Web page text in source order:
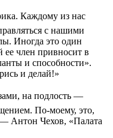
Каждому из нас
с нашими
Иногда это один
ее член привносит в
и способности».
и делай!»
на подлость —
По-моему, это,
Антон Чехов, «Палата